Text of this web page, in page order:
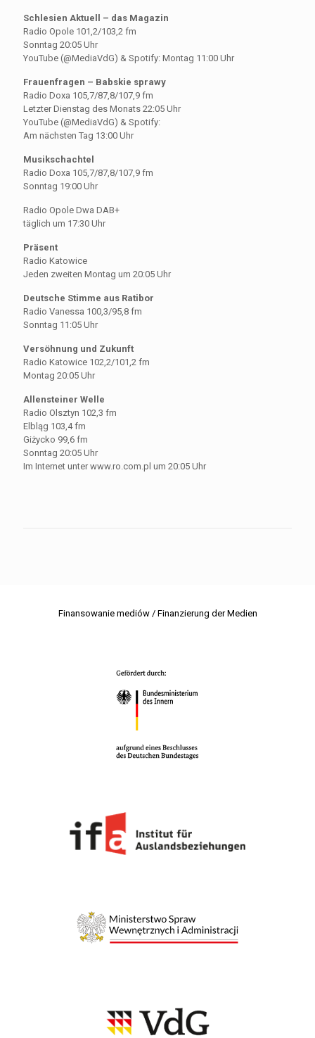
Schlesien Aktuell – das Magazin
Radio Opole 101,2/103,2 fm
Sonntag 20:05 Uhr
YouTube (@MediaVdG) & Spotify: Montag 11:00 Uhr
Frauenfragen – Babskie sprawy
Radio Doxa 105,7/87,8/107,9 fm
Letzter Dienstag des Monats 22:05 Uhr
YouTube (@MediaVdG) & Spotify:
Am nächsten Tag 13:00 Uhr
Musikschachtel
Radio Doxa 105,7/87,8/107,9 fm
Sonntag 19:00 Uhr
Radio Opole Dwa DAB+
täglich um 17:30 Uhr
Präsent
Radio Katowice
Jeden zweiten Montag um 20:05 Uhr
Deutsche Stimme aus Ratibor
Radio Vanessa 100,3/95,8 fm
Sonntag 11:05 Uhr
Versöhnung und Zukunft
Radio Katowice 102,2/101,2 fm
Montag 20:05 Uhr
Allensteiner Welle
Radio Olsztyn 102,3 fm
Elbląg 103,4 fm
Giżycko 99,6 fm
Sonntag 20:05 Uhr
Im Internet unter www.ro.com.pl um 20:05 Uhr
Finansowanie mediów / Finanzierung der Medien